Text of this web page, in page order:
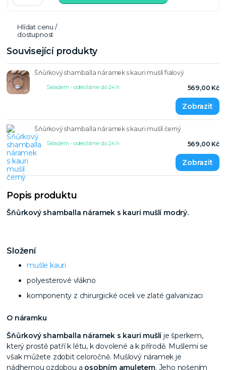
Hlídat cenu /
dostupnost
Související produkty
Šňůrkový shamballa náramek s kauri mušlí fialový
569,00 Kč
Skladem - odesíláme do 24 h
Šňůrkový shamballa náramek s kauri mušlí černý
569,00 Kč
Skladem - odesíláme do 24 h
Popis produktu
Šňůrkový shamballa náramek s kauri mušlí modrý.
Složení
mušle kauri
polyesterové vlákno
komponenty z chirurgické oceli ve zlaté galvanizaci
O náramku
Šňůrkový shamballa náramek s kauri mušlíje šperkem,
který prostě patří k létu, k dovolené a k přírodě. Mušlemi se
však můžete zdobit celoročně. Mušlový náramek je
nádhernou ozdobou a osobním amuletem. Jeho nošením